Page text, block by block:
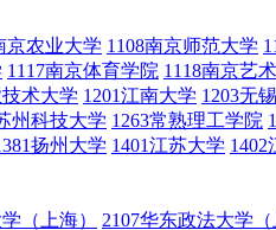
京农业大学 1108南京师范大学
1117南京体育学院 1118南京艺
术大学 1201江南大学 1203无
州科技大学 1263常熟理工学院
扬州大学 1401江苏大学 1402
（上海） 2107华东政法大学（